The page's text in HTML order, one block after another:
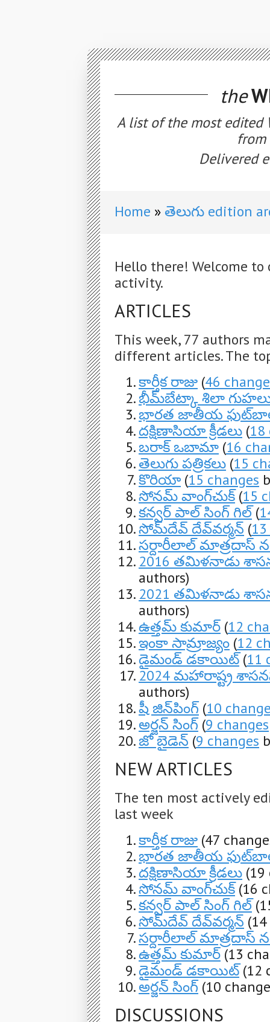
the
A list of the most edited
from
Delivered
Home తెలుగు edition
Hello there! Welcome
activity.
ARTICLES
This week, 77 authors
different articles. The
కార్తీక రాజు (46
భీమ్‌బేట్కా శిలా
భారత జాతీయ ఫుట్‌బాల్
దక్షిణాసియా క్రీడలు (18
బరాక్ ఒబామా (16
తెలుగు పత్రికలు (15
కొరియా (15 changes
సోనమ్ వాంగ్‌చుక్ (15
కన్వర్ పాల్ సింగ్ గిల్ (
సోమ్‌దేవ్ దేవ్‌వర్మన్ (
సర్దారీలాల్ మాత్రదాస్
2016 తమిళనాడు
authors)
2021 తమిళనాడు
authors)
ఉత్తమ్ కుమార్ (12
ఇంకా సామ్రాజ్యం (12
డైమండ్ డకాయిట్ (11
2024 మహారాష్ట్ర
authors)
షీ జిన్‌పింగ్ (10
అర్జన్ సింగ్ (9 changes
జో బైడెన్ (9 changes
NEW ARTICLES
The ten most actively
last week
కార్తీక రాజు (47
భారత జాతీయ ఫుట్‌బాల్
దక్షిణాసియా క్రీడలు (19
సోనమ్ వాంగ్‌చుక్ (16
కన్వర్ పాల్ సింగ్ గిల్
సోమ్‌దేవ్ దేవ్‌వర్మన్
సర్దారీలాల్ మాత్రదాస్
ఉత్తమ్ కుమార్ (13
డైమండ్ డకాయిట్ (12
అర్జన్ సింగ్ (10
DISCUSSIONS